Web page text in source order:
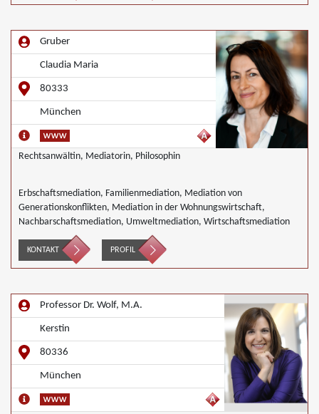
Gruber
Claudia Maria
80333
München
Rechtsanwältin, Mediatorin, Philosophin
Erbschaftsmediation, Familienmediation, Mediation von
Generationskonflikten, Mediation in der Wohnungswirtschaft,
Nachbarschaftsmediation, Umweltmediation, Wirtschaftsmediation
KONTAKT PROFIL
Professor Dr. Wolf, M.A.
Kerstin
80336
München